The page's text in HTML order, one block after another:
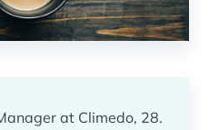
at Climedo, 28.